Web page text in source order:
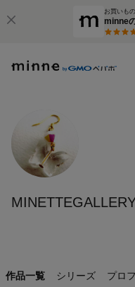
お買いも
minne
作品一覧 シリーズ プロ